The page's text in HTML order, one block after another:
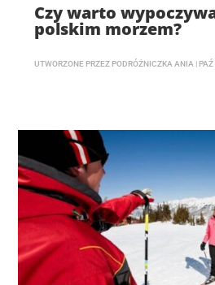
Czy warto
polskim morzem?
UTWORZONE PRZEZ PODRÓŻNICZKA ANIA |